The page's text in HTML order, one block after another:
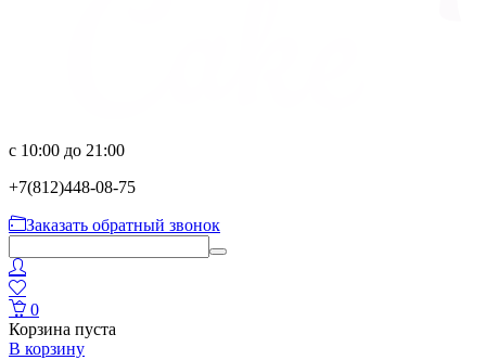
с 10:00 до 21:00
+7(812)448-08-75
Заказать обратный звонок
0
Корзина пуста
В корзину